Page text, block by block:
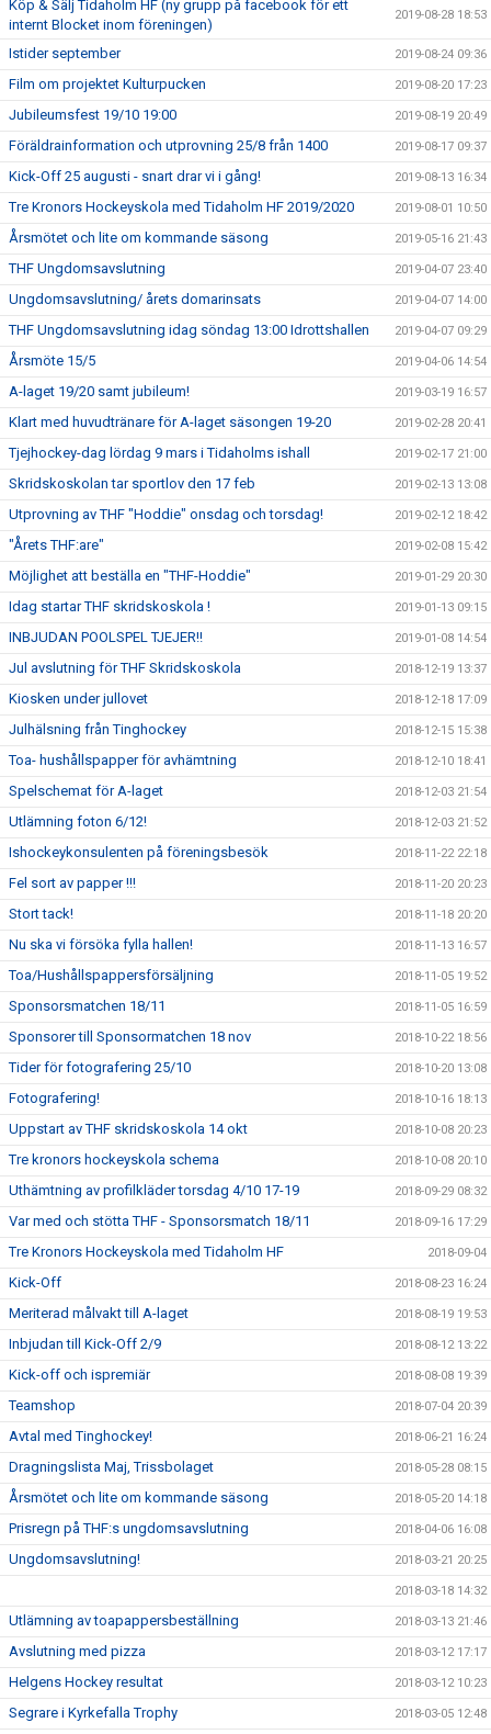
Köp & Sälj Tidaholm HF (ny grupp på facebook för ett
internt Blocket inom föreningen)
2019-08-28 18:53
Istider september 2019-08-24 09:36
Film om projektet Kulturpucken 2019-08-20 17:23
Jubileumsfest 19/10 19:00 2019-08-19 20:49
Föräldrainformation och utprovning 25/8 från 1400 2019-08-17 09:37
Kick-Off 25 augusti - snart drar vi i gång! 2019-08-13 16:34
Tre Kronors Hockeyskola med Tidaholm HF 2019/2020 2019-08-01 10:50
Årsmötet och lite om kommande säsong 2019-05-16 21:43
THF Ungdomsavslutning 2019-04-07 23:40
Ungdomsavslutning/ årets domarinsats 2019-04-07 14:00
THF Ungdomsavslutning idag söndag 13:00 Idrottshallen 2019-04-07 09:29
Årsmöte 15/5 2019-04-06 14:54
A-laget 19/20 samt jubileum! 2019-03-19 16:57
Klart med huvudtränare för A-laget säsongen 19-20 2019-02-28 20:41
Tjejhockey-dag lördag 9 mars i Tidaholms ishall 2019-02-17 21:00
Skridskoskolan tar sportlov den 17 feb 2019-02-13 13:08
Utprovning av THF "Hoddie" onsdag och torsdag! 2019-02-12 18:42
"Årets THF:are" 2019-02-08 15:42
Möjlighet att beställa en "THF-Hoddie" 2019-01-29 20:30
Idag startar THF skridskoskola ! 2019-01-13 09:15
INBJUDAN POOLSPEL TJEJER!! 2019-01-08 14:54
Jul avslutning för THF Skridskoskola 2018-12-19 13:37
Kiosken under jullovet 2018-12-18 17:09
Julhälsning från Tinghockey 2018-12-15 15:38
Toa- hushållspapper för avhämtning 2018-12-10 18:41
Spelschemat för A-laget 2018-12-03 21:54
Utlämning foton 6/12! 2018-12-03 21:52
Ishockeykonsulenten på föreningsbesök 2018-11-22 22:18
Fel sort av papper !!! 2018-11-20 20:23
Stort tack! 2018-11-18 20:20
Nu ska vi försöka fylla hallen! 2018-11-13 16:57
Toa/Hushållspappersförsäljning 2018-11-05 19:52
Sponsorsmatchen 18/11 2018-11-05 16:59
Sponsorer till Sponsormatchen 18 nov 2018-10-22 18:56
Tider för fotografering 25/10 2018-10-20 13:08
Fotografering! 2018-10-16 18:13
Uppstart av THF skridskoskola 14 okt 2018-10-08 20:23
Tre kronors hockeyskola schema 2018-10-08 20:10
Uthämtning av profilkläder torsdag 4/10 17-19 2018-09-29 08:32
Var med och stötta THF - Sponsorsmatch 18/11 2018-09-16 17:29
Tre Kronors Hockeyskola med Tidaholm HF 2018-09-04
Kick-Off 2018-08-23 16:24
Meriterad målvakt till A-laget 2018-08-19 19:53
Inbjudan till Kick-Off 2/9 2018-08-12 13:22
Kick-off och ispremiär 2018-08-08 19:39
Teamshop 2018-07-04 20:39
Avtal med Tinghockey! 2018-06-21 16:24
Dragningslista Maj, Trissbolaget 2018-05-28 08:15
Årsmötet och lite om kommande säsong 2018-05-20 14:18
Prisregn på THF:s ungdomsavslutning 2018-04-06 16:08
Ungdomsavslutning! 2018-03-21 20:25
2018-03-18 14:32
Utlämning av toapappersbeställning 2018-03-13 21:46
Avslutning med pizza 2018-03-12 17:17
Helgens Hockey resultat 2018-03-12 10:23
Segrare i Kyrkefalla Trophy 2018-03-05 12:48